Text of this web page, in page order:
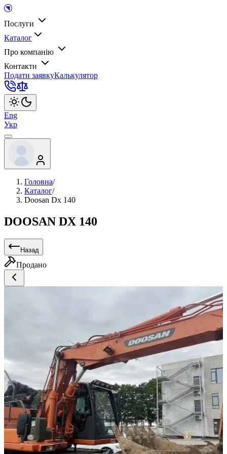
Послуги
Каталог
Про компанію
Контакти
Подати заявкуКалькулятор
Eng
Укр
Головна/
Каталог/
Doosan Dx 140
DOOSAN DX 140
Назад
Продано